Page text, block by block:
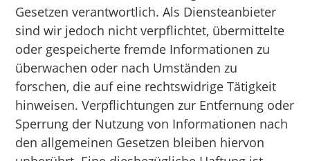
Gesetzen verantwortlich. Als Diensteanbieter
sind wir jedoch nicht verpflichtet, übermittelte
oder gespeicherte fremde Informationen zu
überwachen oder nach Umständen zu
forschen, die auf eine rechtswidrige Tätigkeit
hinweisen. Verpflichtungen zur Entfernung oder
Sperrung der Nutzung von Informationen nach
den allgemeinen Gesetzen bleiben hiervon